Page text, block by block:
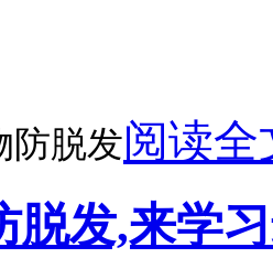
防脱发阅读全
脱发,来学